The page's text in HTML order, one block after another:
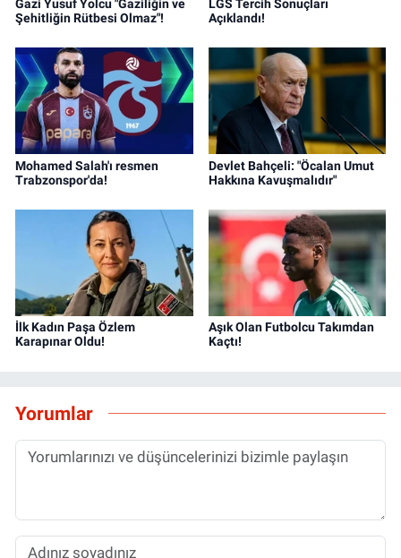
Gazi Yusuf Yolcu "Gaziliğin ve
Şehitliğin Rütbesi Olmaz"!
LGS Tercih Sonuçları
Açıklandı!
Mohamed Salah'ı resmen
Trabzonspor'da!
Devlet Bahçeli: "Öcalan Umut
Hakkına Kavuşmalıdır"
İlk Kadın Paşa Özlem
Karapınar Oldu!
Aşık Olan Futbolcu Takımdan
Kaçtı!
Yorumlar